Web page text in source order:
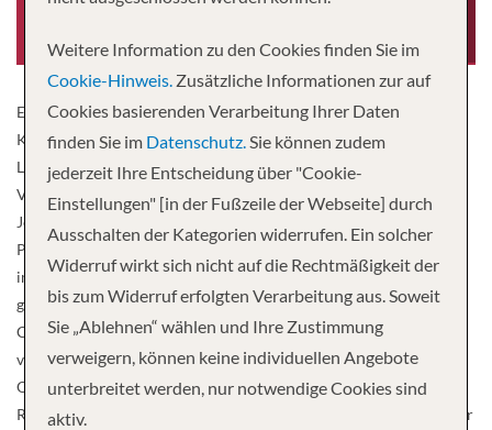
Erleben Sie Familienspaß auf höchstem Niveau mit Vollblut-
Komödianten in unserem Punchliner Club, präsentiert von George
Lopez, bei denen garantiert kein Auge vor Lachen trocken bleibt.
Vergessen wir auch nicht unseren allseits beliebten Guy’s Burger
Joint zu erwähnen – hier werden Ihnen grillfrische Burger und
Pommes serviert, bei denen einem schon beim Anblick das Wasser
im Mund zusammenläuft. Die Carnival Breeze bietet Spaß für die
ganze Familie – mit der 98 Meter langen Twister Wasserrutsche im
Carnival Waterworks Wasserpark für Groß und Klein, den
verschiedenen betreuten Jugendprogrammen wie dem Camp
Ocean oder dem Club O2 für die kleinen Gäste und unseren
Ruheoasen für Erwachsene dem kostenfreien Serenity Bereich oder
Weitere Information zu den Cookies finden Sie im
Cookie-Hinweis. Zusätzliche Informationen zur auf
Cookies basierenden Verarbeitung Ihrer Daten
finden Sie im Datenschutz.Sie können zudem
jederzeit Ihre Entscheidung über "Cookie-
Einstellungen" [in der Fußzeile der Webseite] durch
Ausschalten der Kategorien widerrufen. Ein solcher
Widerruf wirkt sich nicht auf die Rechtmäßigkeit der
bis zum Widerruf erfolgten Verarbeitung aus. Soweit
Sie „Ablehnen“ wählen und Ihre Zustimmung
verweigern, können keine individuellen Angebote
unterbreitet werden, nur notwendige Cookies sind
aktiv.